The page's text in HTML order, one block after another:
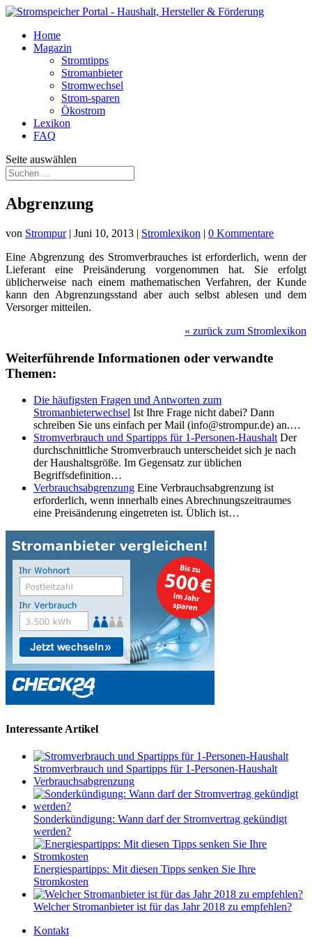
Home
Magazin
Stromtipps
Stromanbieter
Stromwechsel
Strom-sparen
Ökostrom
Lexikon
FAQ
Seite auswählen
Abgrenzung
von Strompur| Juni 10, 2013 | Stromlexikon | 0 Kommentare
Eine Abgrenzung des Stromverbrauches ist erforderlich, wenn der
Lieferant eine Preisänderung vorgenommen hat. Sie erfolgt
üblicherweise nach einem mathematischen Verfahren, der Kunde
kann den Abgrenzungsstand aber auch selbst ablesen und dem
Versorger mitteilen.
« zurück zum Stromlexikon
Weiterführende Informationen oder verwandte
Themen:
Die häufigsten Fragen und Antworten zum
Stromanbieterwechsel Ist Ihre Frage nicht dabei? Dann
schreiben Sie uns einfach per Mail (info@strompur.de) an.…
Stromverbrauch und Spartipps für 1-Personen-Haushalt Der
durchschnittliche Stromverbrauch unterscheidet sich je nach
der Haushaltsgröße. Im Gegensatz zur üblichen
Begriffsdefinition…
Verbrauchsabgrenzung Eine Verbrauchsabgrenzung ist
erforderlich, wenn innerhalb eines Abrechnungszeitraumes
eine Preisänderung eingetreten ist. Üblich ist…
Interessante Artikel
Stromverbrauch und Spartipps für 1-Personen-Haushalt
Verbrauchsabgrenzung
Sonderkündigung: Wann darf der Stromvertrag gekündigt
werden?
Energiespartipps: Mit diesen Tipps senken Sie Ihre
Stromkosten
Welcher Stromanbieter ist für das Jahr 2018 zu empfehlen?
Kontakt